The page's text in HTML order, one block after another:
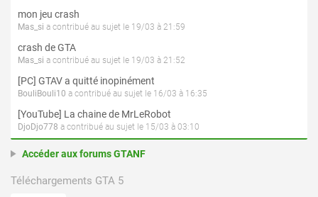
mon jeu crash
Mas_si a contribué au sujet le 19/03 à 21:59
crash de GTA
Mas_si a contribué au sujet le 19/03 à 21:52
[PC] GTAV a quitté inopinément
BouliBouli10 a contribué au sujet le 16/03 à 16:35
[YouTube] La chaine de MrLeRobot
DjoDjo778 a contribué au sujet le 15/03 à 03:10
Accéder aux forums GTANF
Téléchargements GTA 5